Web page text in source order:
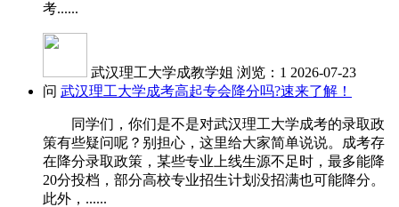
考......
武汉理工大学成教学姐 浏览：1 2026-07-23
问 武汉理工大学成考高起专会降分吗?速来了解！
同学们，你们是不是对武汉理工大学成考的录取政
策有些疑问呢？别担心，这里给大家简单说说。成考存
在降分录取政策，某些专业上线生源不足时，最多能降
20分投档，部分高校专业招生计划没招满也可能降分。
此外，......